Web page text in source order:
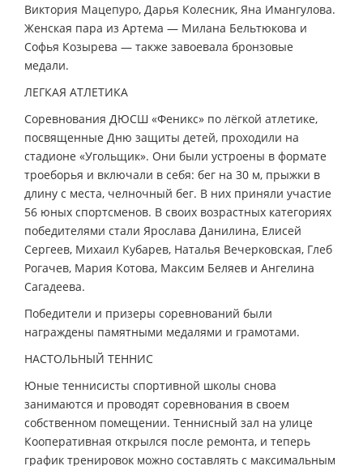
Виктория Мацепуро, Дарья Колесник, Яна Имангулова.
Женская пара из Артема — Милана Бельтюкова и
Софья Козырева — также завоевала бронзовые
медали.
ЛЕГКАЯ АТЛЕТИКА
Соревнования ДЮСШ «Феникс» по лёгкой атлетике,
посвященные Дню защиты детей, проходили на
стадионе «Угольщик». Они были устроены в формате
троеборья и включали в себя: бег на 30 м, прыжки в
длину с места, челночный бег. В них приняли участие
56 юных спортсменов. В своих возрастных категориях
победителями стали Ярослава Данилина, Елисей
Сергеев, Михаил Кубарев, Наталья Вечерковская, Глеб
Рогачев, Мария Котова, Максим Беляев и Ангелина
Сагадеева.
Победители и призеры соревнований были
награждены памятными медалями и грамотами.
НАСТОЛЬНЫЙ ТЕННИС
Юные теннисисты спортивной школы снова
занимаются и проводят соревнования в своем
собственном помещении. Теннисный зал на улице
Кооперативная открылся после ремонта, и теперь
график тренировок можно составлять с максимальным